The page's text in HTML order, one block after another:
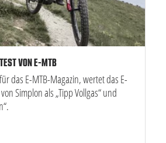
VON E-MTB
das E-MTB-Magazin, wertet das E-
Simplon als „Tipp Vollgas“ und